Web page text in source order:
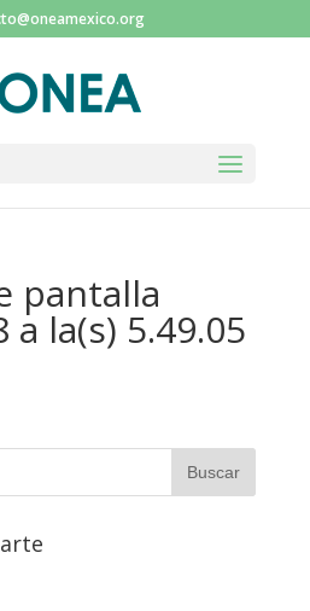
pantalla
a la(s) 5.49.05